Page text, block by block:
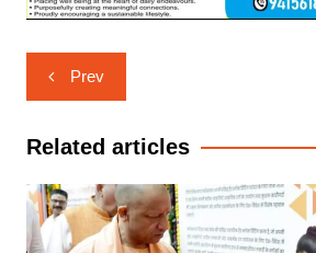
Post
navigation
Prev
Related articles